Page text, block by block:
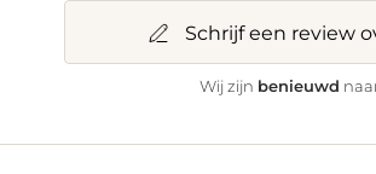
Schrijf een review
Wij zijn benieuwd